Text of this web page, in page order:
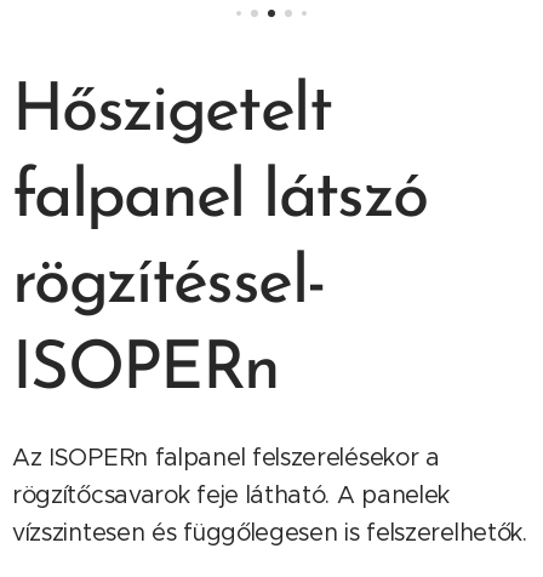
Hőszigetelt
falpanel látszó
rögzítéssel-
ISOPERn
Az ISOPERn falpanel felszerelésekor a
rögzítőcsavarok feje látható. A panelek
vízszintesen és függőlegesen is felszerelhetők.